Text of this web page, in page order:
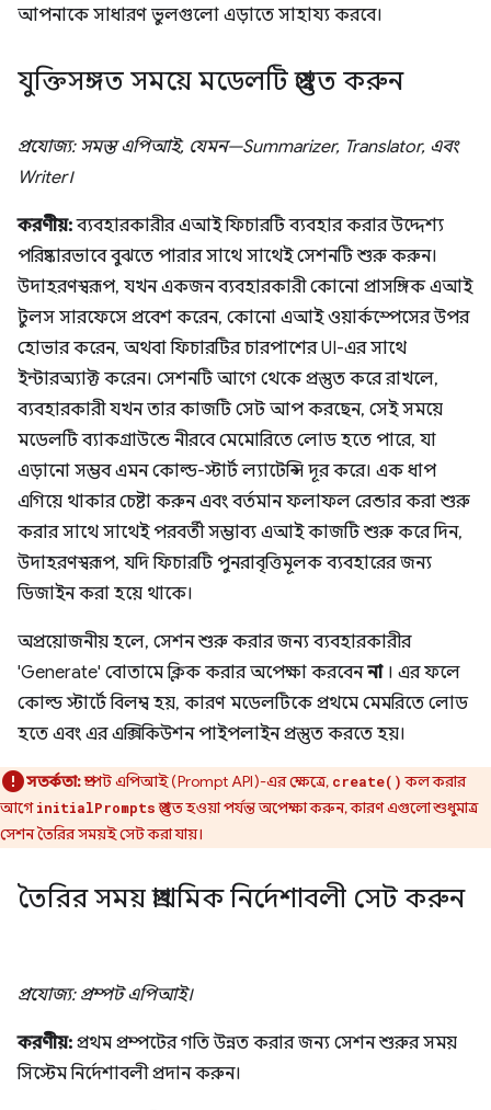
আপনাকে সাধারণ ভুলগুলো এড়াতে সাহায্য করবে।
যুক্তিসঙ্গত সময়ে মডেলটি প্রস্তুত করুন
প্রযোজ্য: সমস্ত এপিআই, যেমন—Summarizer, Translator, এবং
Writer।
করণীয়:ব্যবহারকারীর এআই ফিচারটি ব্যবহার করার উদ্দেশ্য
পরিষ্কারভাবে বুঝতে পারার সাথে সাথেই সেশনটি শুরু করুন।
উদাহরণস্বরূপ, যখন একজন ব্যবহারকারী কোনো প্রাসঙ্গিক এআই
টুলস সারফেসে প্রবেশ করেন, কোনো এআই ওয়ার্কস্পেসের উপর
হোভার করেন, অথবা ফিচারটির চারপাশের UI-এর সাথে
ইন্টারঅ্যাক্ট করেন। সেশনটি আগে থেকে প্রস্তুত করে রাখলে,
ব্যবহারকারী যখন তার কাজটি সেট আপ করছেন, সেই সময়ে
মডেলটি ব্যাকগ্রাউন্ডে নীরবে মেমোরিতে লোড হতে পারে, যা
এড়ানো সম্ভব এমন কোল্ড-স্টার্ট ল্যাটেন্সি দূর করে। এক ধাপ
এগিয়ে থাকার চেষ্টা করুন এবং বর্তমান ফলাফল রেন্ডার করা শুরু
করার সাথে সাথেই পরবর্তী সম্ভাব্য এআই কাজটি শুরু করে দিন,
উদাহরণস্বরূপ, যদি ফিচারটি পুনরাবৃত্তিমূলক ব্যবহারের জন্য
ডিজাইন করা হয়ে থাকে।
অপ্রয়োজনীয় হলে, সেশন শুরু করার জন্য ব্যবহারকারীর
'Generate' বোতামে ক্লিক করার অপেক্ষা করবেননা। এর ফলে
কোল্ড স্টার্টে বিলম্ব হয়, কারণ মডেলটিকে প্রথমে মেমরিতে লোড
হতে এবং এর এক্সিকিউশন পাইপলাইন প্রস্তুত করতে হয়।
সতর্কতা:প্রম্পট এপিআই (Prompt API)-এর ক্ষেত্রে, create() কল করার
আগেinitialPromptsপ্রস্তুত হওয়া পর্যন্ত অপেক্ষা করুন, কারণ এগুলো শুধুমাত্র
সেশন তৈরির সময়ই সেট করা যায়।
তৈরির সময় প্রাথমিক নির্দেশাবলী সেট করুন
প্রযোজ্য: প্রম্পট এপিআই।
করণীয়: প্রথম প্রম্পটের গতি উন্নত করার জন্য সেশন শুরুর সময়
সিস্টেম নির্দেশাবলী প্রদান করুন।